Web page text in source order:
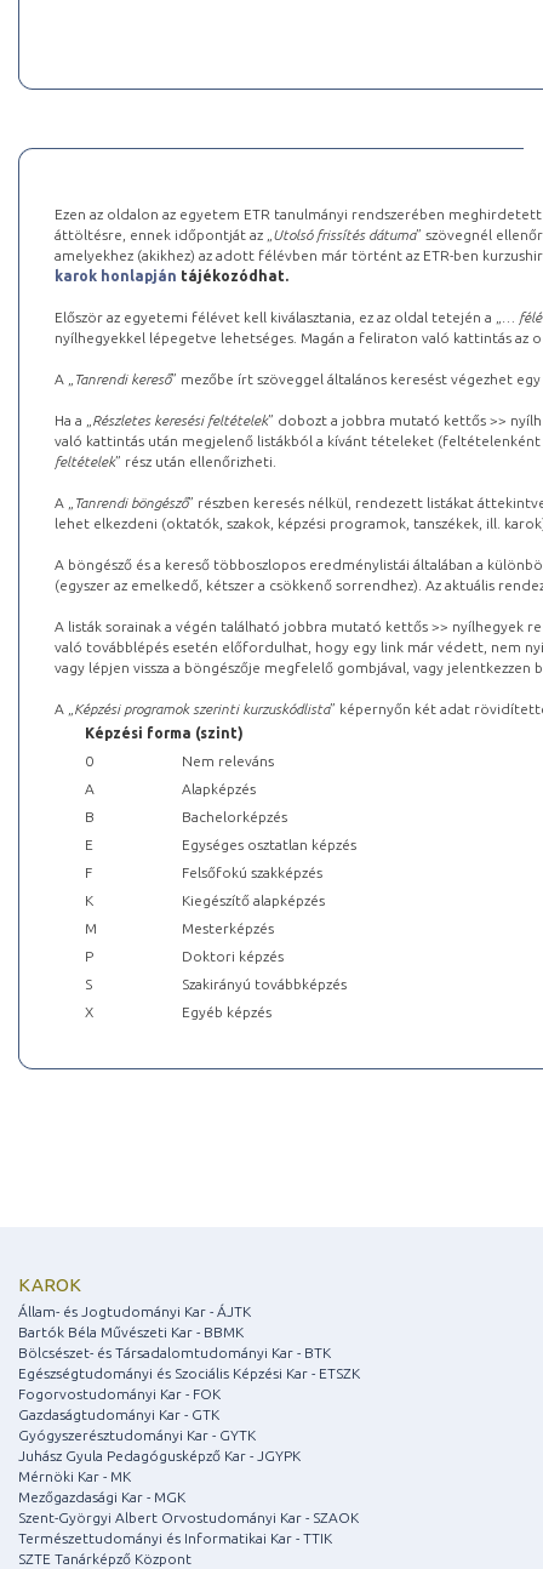
Ezen az oldalon az egyetem ETR tanulmányi rendszerében
áttöltésre, ennek időpontját az „ Utolsó frissítés dátuma” szövegnél
amelyekhez (akikhez) az adott félévben már történt az ETR-ben
karok honlapján tájékozódhat.
Először az egyetemi félévet kell kiválasztania, ez az oldal tetején a „
…
nyílhegyekkel lépegetve lehetséges. Magán a feliraton való kattintás az
A „ Tanrendi kereső” mezőbe írt szöveggel általános keresést végezhet
Ha a „ Részletes keresési feltételek” dobozt a jobbra mutató kettős >>
való kattintás után megjelenő listákból a kívánt tételeket (feltételenként
feltételek” rész után ellenőrizheti.
A „ Tanrendi böngésző” részben keresés nélkül, rendezett listákat
lehet elkezdeni (oktatók, szakok, képzési programok, tanszékek, ill.
A böngésző és a kereső többoszlopos eredménylistái általában a
(egyszer az emelkedő, kétszer a csökkenő sorrendhez). Az aktuális
A listák sorainak a végén található jobbra mutató kettős >> nyílhegyek
való továbblépés esetén előfordulhat, hogy egy link már védett, nem
vagy lépjen vissza a böngészője megfelelő gombjával, vagy
A „ Képzési programok szerinti kurzuskódlista” képernyőn két adat
Képzési forma (szint)
0
Nem releváns
A
Alapképzés
B
Bachelorképzés
E
Egységes osztatlan képzés
F
Felsőfokú szakképzés
K
Kiegészítő alapképzés
M
Mesterképzés
P
Doktori képzés
S
Szakirányú továbbképzés
X
Egyéb képzés
KAROK
Állam- és Jogtudományi Kar - ÁJTK
Bartók Béla Művészeti Kar - BBMK
Bölcsészet- és Társadalomtudományi Kar - BTK
Egészségtudományi és Szociális Képzési Kar - ETSZK
Fogorvostudományi Kar - FOK
Gazdaságtudományi Kar - GTK
Gyógyszerésztudományi Kar - GYTK
Juhász Gyula Pedagógusképző Kar - JGYPK
Mérnöki Kar - MK
Mezőgazdasági Kar - MGK
Szent-Györgyi Albert Orvostudományi Kar - SZAOK
Természettudományi és Informatikai Kar - TTIK
SZTE Tanárképző Központ